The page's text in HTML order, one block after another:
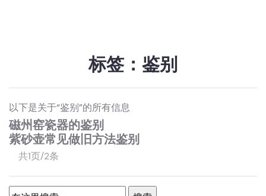
标签：鉴别
以下是关于“鉴别”的所有信息
磁州窑瓷器的鉴别
紫砂壶常见做旧方法鉴别
共1页/2条